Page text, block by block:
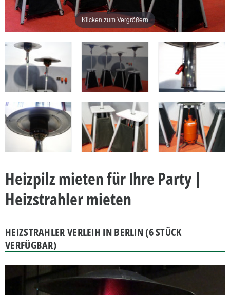
Heizpilz mieten für Ihre Party |
Heizstrahler mieten
Klicken zum Vergrößern
HEIZSTRAHLER VERLEIH IN BERLIN (6 STÜCK
VERFÜGBAR)